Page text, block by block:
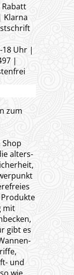
Rabatt
Klarna
Uhr |
|
zum
alters-
mit
gibt es
und